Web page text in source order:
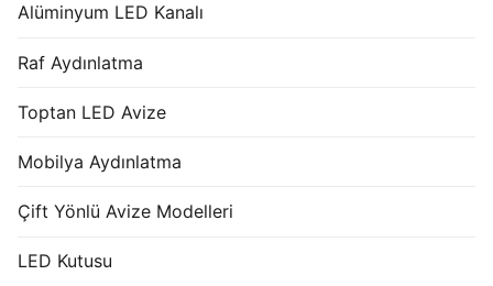
Alüminyum LED Kanalı
Raf Aydınlatma
Toptan LED Avize
Mobilya Aydınlatma
Çift Yönlü Avize Modelleri
LED Kutusu